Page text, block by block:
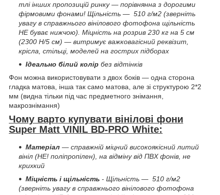
тлі інших пропозицій ринку — порівнянна з дорогими
фірмовими фонами! Щільність — 510 г/м2 (зверніть
увагу в справжнього вінілового фотофона щільність
НЕ буває нижчою). Міцність на розрив 230 кг на 5 см
(2300 H/5 см) — витримує важковагісний реквізит,
крісла, стільці, моделей на гострих підборах
Ідеально білий колір без відтінків
Фон можна використовувати з двох боків — одна сторона
гладка матова, інша так само матова, але зі структурою 2*2
мм (видна тільки під час предметного знімання,
макрознімання)
Чому варто купувати вінілові фони
Super Matt VINIL BD-PRO White:
Матеріал — справжній міцний високоякісний литий
вініл (НЕ! поліпропілен), на відміну від ПВХ фонів, не
крихкий
Міцність і щільність - Щільність — 510 г/м2
(зверніть увагу в справжнього вінілового фотофона